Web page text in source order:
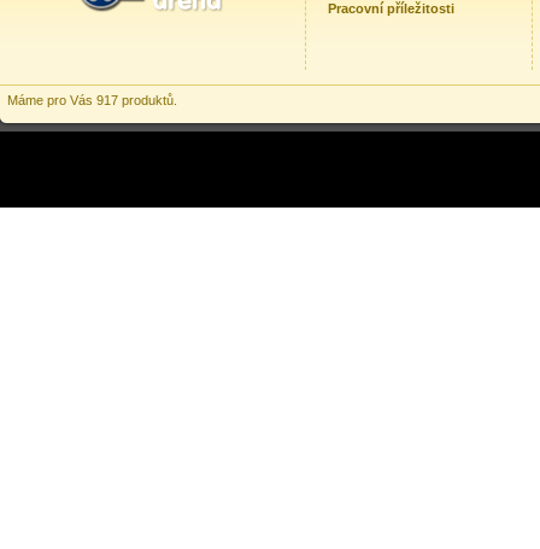
Pracovní příležitosti
Máme pro Vás 917 produktů.